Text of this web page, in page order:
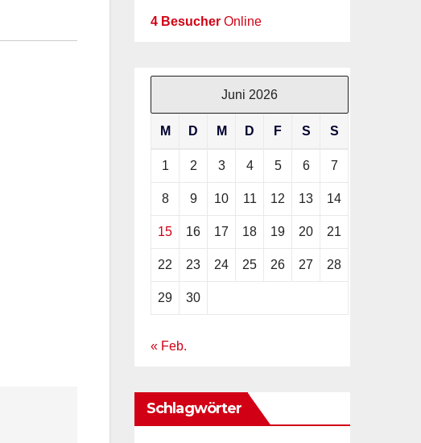
4 Besucher Online
Juni 2026
M D M D F S S
1 2 3 4 5 6 7
8 9 10 11 12 13 14
15 16 17 18 19 20 21
22 23 24 25 26 27 28
29 30
« Feb.
Schlagwörter